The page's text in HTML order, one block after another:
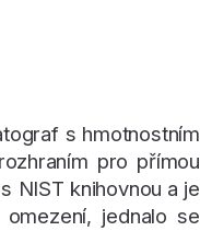
s hmotnostním
pro přímou
NIST knihovnou a je
jednalo se